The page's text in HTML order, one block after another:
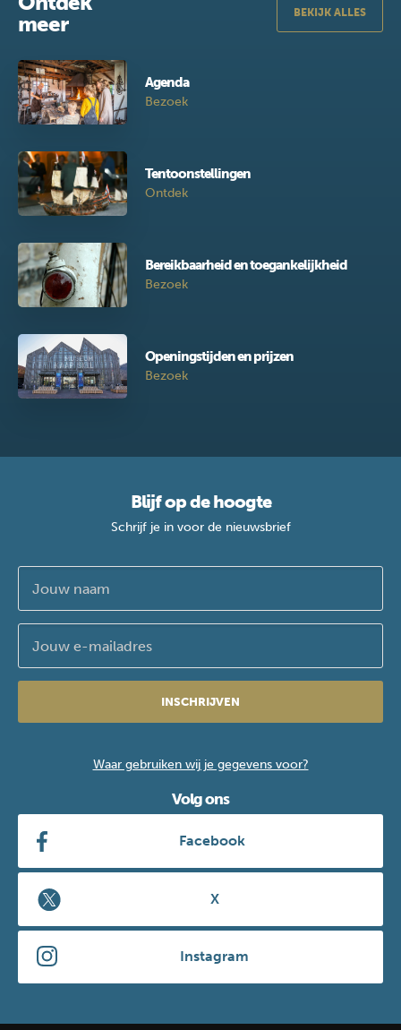
meer
BEKIJK ALLES
Agenda
Bezoek
Tentoonstellingen
Ontdek
Bereikbaarheid en toegankelijkheid
Bezoek
Openingstijden en prijzen
Bezoek
Blijf op de hoogte
Schrijf je in voor de nieuwsbrief
INSCHRIJVEN
Waar gebruiken wij je gegevens voor?
Volg ons
Facebook
X
Instagram